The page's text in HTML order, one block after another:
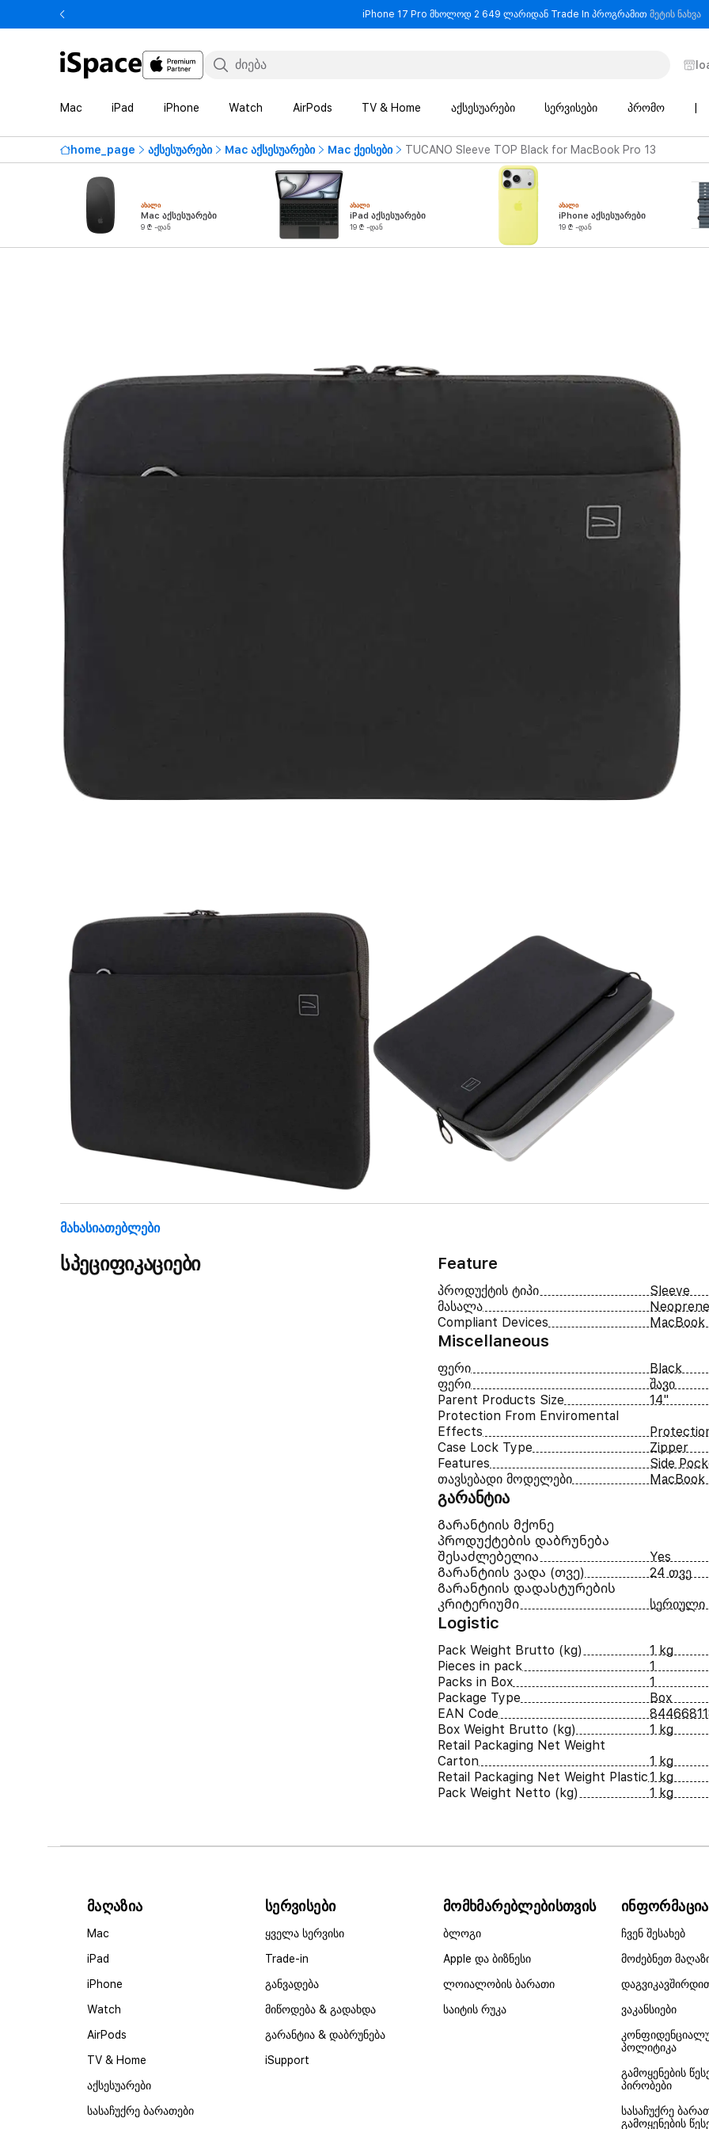
iPhone 17 Pro მხოლოდ 2 649 ლარიდან Trade In პროგრამით მეტის ნახვა-
Mac iPad iPhone Watch AirPods TV & Home აქსესუარები სერვისები პრომო
home_page აქსესუარები Mac აქსესუარები Mac ქეისები TUCANO Sleeve TOP Black for MacBook Pro 13
ᲐᲮᲐᲚᲘ
Mac აქსესუარები
9 ₾ -დან
ᲐᲮᲐᲚᲘ
iPad აქსესუარები
19 ₾ -დან
ᲐᲮᲐᲚᲘ
iPhone აქსესუარები
19 ₾ -დან
Მახასიათებლები
სპეციფიკაციები Feature
პროდუქტის ტიპი
Sleeve
მასალა
Neoprene
Compliant Devices
MacBook
Miscellaneous
ფერი
Black
ფერი
შავი
Parent Products Size
14"
Protection From Enviromental
Effects
Case Lock Type
Zipper
Features
Side
თავსებადი მოდელები
MacBook
გარანტია
Გარანტიის მქონე
პროდუქტების დაბრუნება
შესაძლებელია
Yes
Გარანტიის ვადა (თვე)
24 თვე
Გარანტიის დადასტურების
კრიტერიუმი
სერიული
Logistic
Pack Weight Brutto (kg)
1 kg
Pieces in pack
1
Packs in Box
1
Package Type
Box
EAN Code
Box Weight Brutto (kg)
1 kg
Retail Packaging Net Weight
Carton
1 kg
Retail Packaging Net Weight Plastic1 kg
Pack Weight Netto (kg)
1 kg
მაღაზია
Mac
iPad
iPhone
Watch
AirPods
TV & Home
აქსესუარები
სასაჩუქრე ბარათები
სერვისები
ყველა სერვისი
Trade-in
განვადება
მიწოდება & გადახდა
გარანტია & დაბრუნება
iSupport
მომხმარებლებისთვის
ბლოგი
Apple და ბიზნესი
ლოიალობის ბარათი
საიტის რუკა
ინფორმაცია
ჩვენ შესახებ
მოძებნეთ
ვაკანსიები
პოლიტიკა
გამოყენების
პირობები
სასაჩუქრე
გამოყენების